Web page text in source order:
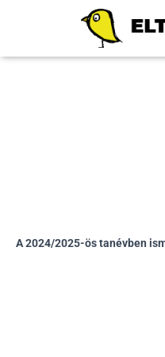
A 2024/2025-ös tanévben